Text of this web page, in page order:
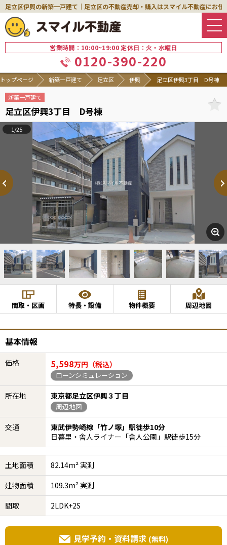
足立区伊興の新築一戸建て｜足立区の不動産売却・購入はスマイル不動産にお任
営業時間：10:00~19:00 定休日：火・水曜日
0120-390-220
トップページ 新築一戸建て 足立区 伊興 足立区伊興3丁目 D号棟
新築一戸建て
足立区伊興3丁目 D号棟
1/25
間取・区画 特長・設備 物件概要 周辺地図
基本情報
価格 5,598万円（税込）
ローンシミュレーション
所在地 東京都足立区伊興３丁目
周辺地図
交通
東武伊勢崎線「竹ノ塚」駅徒歩10分
日暮里・舎人ライナー「舎人公園」駅徒歩15分
土地面積
82.14m² 実測
建物面積
109.3m² 実測
間取
2LDK+2S
見学予約・資料請求 (無料)